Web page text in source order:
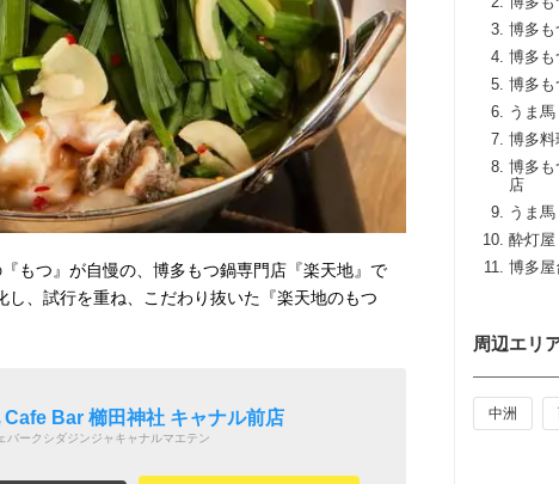
博多
博多
博多
うま
博多料
博多
店
うま
酔灯
博多屋
もつ』が自慢の、博多もつ鍋専門店『楽天地』で
、試行を重ね、こだわり抜いた『楽天地のもつ
Cafe Bar 櫛田神社 キャナル前店
バークシダジンジャキャナルマエテン
周辺エリ
中洲